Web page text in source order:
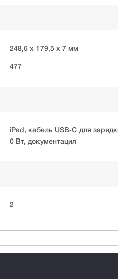
248,6 x 179,5 x 7 мм
477
iPad, кабель USB‑C для
0 Вт, документация
2